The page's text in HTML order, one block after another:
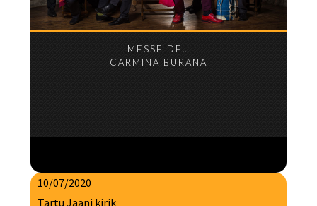
MESSE DE…
CARMINA BURANA
10/07/2020
Tartu Jaani kirik